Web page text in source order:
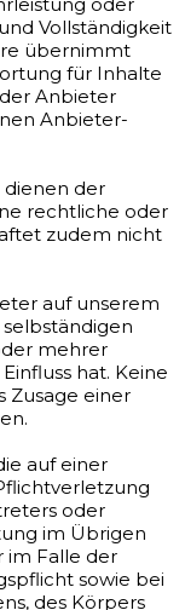
Vollständigkeit
übernimmt
für Inhalte
Anbieter
Anbieter-
dienen der
rechtliche oder
zudem nicht
auf unserem
mehrer
hat. Keine
Zusage einer
auf einer
oder
im Übrigen
im Falle der
sowie bei
des Körpers